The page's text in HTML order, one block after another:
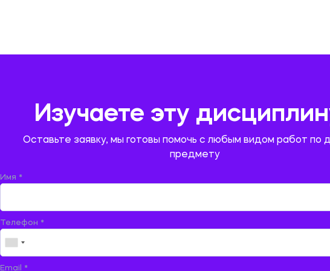
Изучаете эту
Оставьте заявку, мы готовы помочь с любым видом работ по
предмету
Имя *
Телефон *
Email *